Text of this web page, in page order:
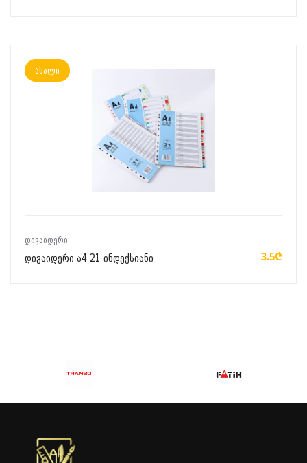
ახალი
ᲓᲘᲕᲐᲘᲓᲔᲠᲘ
დივაიდერი ა4 21 ინდექსიანი 3.5₾